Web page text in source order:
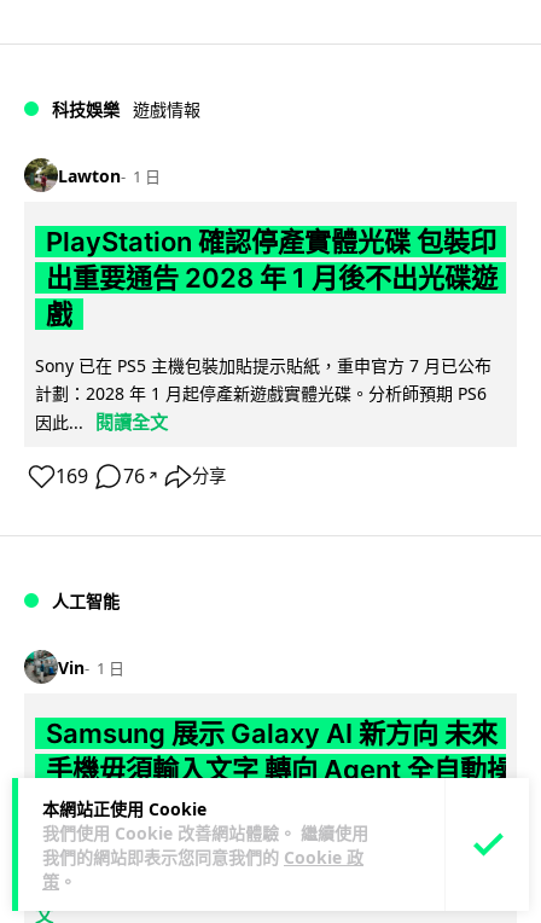
本網站正使用 Cookie
我們使用 Cookie 改善網站體驗。 繼續使用
我們的網站即表示您同意我們的 Cookie 政
策 。
科技娛樂 遊戲情報
Lawton 1 日
PlayStation 確認停產實體光碟 包裝印
出重要通告 2028 年 1 月後不出光碟遊
戲
Sony 已在 PS5 主機包裝加貼提示貼紙，重申官方 7 月已公布
計劃：2028 年 1 月起停產新遊戲實體光碟。分析師預期 PS6
因此...
閱讀全文
169 76 ↗ 分享
人工智能
Vin 1 日
Samsung 展示 Galaxy AI 新方向 未來
手機毋須輸入文字 轉向 Agent 全自動操
作
Samsung 電子 MX 部門顧客體驗辦公室主管兼副總裁 Jay Kim
表示，品牌正推動 Galaxy AI 邁向全自動化 Agent...
文